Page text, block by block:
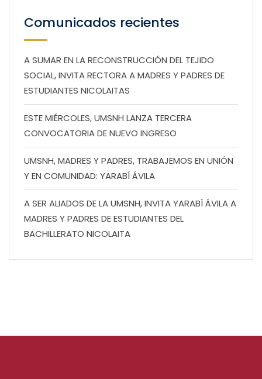
Comunicados recientes
A SUMAR EN LA RECONSTRUCCIÓN DEL TEJIDO
SOCIAL, INVITA RECTORA A MADRES Y PADRES DE
ESTUDIANTES NICOLAITAS
ESTE MIÉRCOLES, UMSNH LANZA TERCERA
CONVOCATORIA DE NUEVO INGRESO
UMSNH, MADRES Y PADRES, TRABAJEMOS EN UNIÓN
Y EN COMUNIDAD: YARABÍ ÁVILA
A SER ALIADOS DE LA UMSNH, INVITA YARABÍ ÁVILA A
MADRES Y PADRES DE ESTUDIANTES DEL
BACHILLERATO NICOLAITA